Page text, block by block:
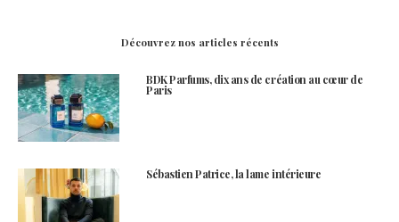
Découvrez nos articles récents
BDK Parfums, dix ans de création au cœur de
Paris
Sébastien Patrice, la lame intérieure